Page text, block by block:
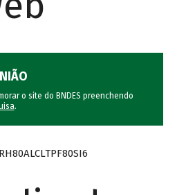
o site do BNDES preenchendo
.